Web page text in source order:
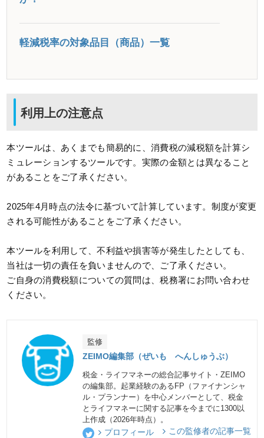
軽減税率の対象品目（商品）一覧
利用上の注意点
本ツールは、あくまでも簡易的に、消費税の減税額を計算シ
ミュレーションするツールです。実際の金額とは異なること
があることをご了承ください。
2025年4月時点の法令に基づいて計算しています。制度が変更
される可能性があることをご了承ください。
本ツールを利用して、不利益や損害等が発生したとしても、
当社は一切の責任を負いませんので、ご了承ください。
ご自身の消費税額についての質問は、税務署にお問い合わせ
ください。
監修
ZEIMO編集部（ぜいも へんしゅうぶ）
税金・ライフマネーの総合記事サイト・ZEIMO
の編集部。起業経験のあるFP（ファイナンシャ
ル・プランナー）を中心メンバーとして、税金
とライフマネーに関する記事を今までに1300以
上作成（2026年時点）。
プロフィール この監修者の記事一覧